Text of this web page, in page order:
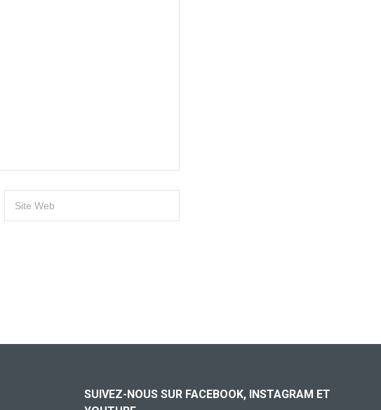
SUIVEZ-NOUS SUR FACEBOOK, INSTAGRAM ET